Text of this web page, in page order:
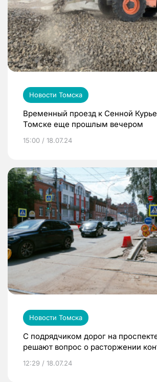
Новости Томска
Временный проезд к Сенной
Томске еще прошлым вечером
15:00 / 18.07.24
Новости Томска
С подрядчиком дорог на
решают вопрос о расторжении
12:29 / 18.07.24